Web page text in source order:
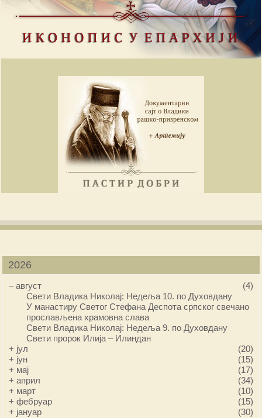
2026
–август
(4)
Свети Владика Николај: Недеља 10. по Духовдану
У манастиру Светог Стефана Деспота српског свечано
прослављена храмовна слава
Свети Владика Николај: Недеља 9. по Духовдану
Свети пророк Илија – Илиндан
+ јул
(20)
+ јун
(15)
+ мај
(17)
+април
(34)
+ март
(10)
+фебруар
(15)
+ јануар (30)